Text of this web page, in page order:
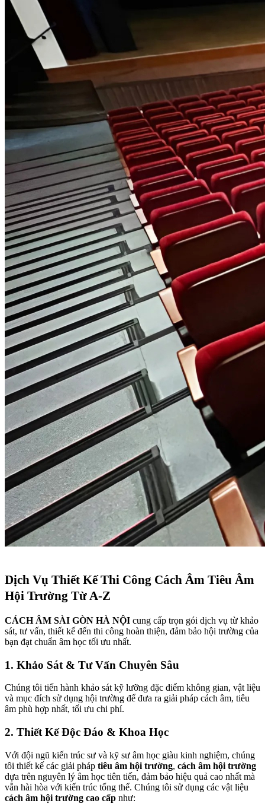
Dịch Vụ Thiết Kế Thi Công Cách Âm Tiêu Âm
Hội Trường Từ A-Z
CÁCH ÂM SÀI GÒN HÀ NỘI cung cấp trọn gói dịch vụ từ khảo
sát, tư vấn, thiết kế đến thi công hoàn thiện, đảm bảo hội trường của
bạn đạt chuẩn âm học tối ưu nhất.
1. Khảo Sát & Tư Vấn Chuyên Sâu
Chúng tôi tiến hành khảo sát kỹ lưỡng đặc điểm không gian, vật liệu
và mục đích sử dụng hội trường để đưa ra giải pháp cách âm, tiêu
âm phù hợp nhất, tối ưu chi phí.
2. Thiết Kế Độc Đáo & Khoa Học
Với đội ngũ kiến trúc sư và kỹ sư âm học giàu kinh nghiệm, chúng
tôi thiết kế các giải pháp tiêu âm hội trường, cách âm hội trường
dựa trên nguyên lý âm học tiên tiến, đảm bảo hiệu quả cao nhất mà
vẫn hài hòa với kiến trúc tổng thể. Chúng tôi sử dụng các vật liệu
cách âm hội trường cao cấp như: